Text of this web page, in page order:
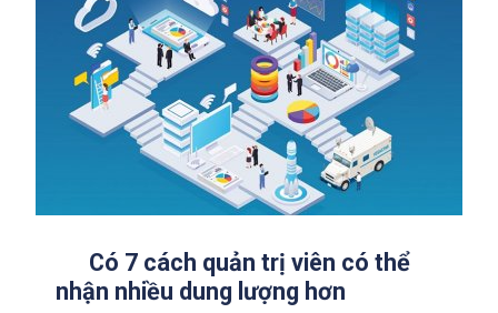
Có 7 cách quản trị viên có thể
nhận nhiều dung lượng hơn